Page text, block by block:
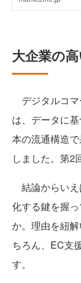
大企業の
デジタルコマ
は、データに
本の流通構造
しました。第2
結論からいえ
化する鍵を握
か。理由を紐
ちろん、EC支
す。